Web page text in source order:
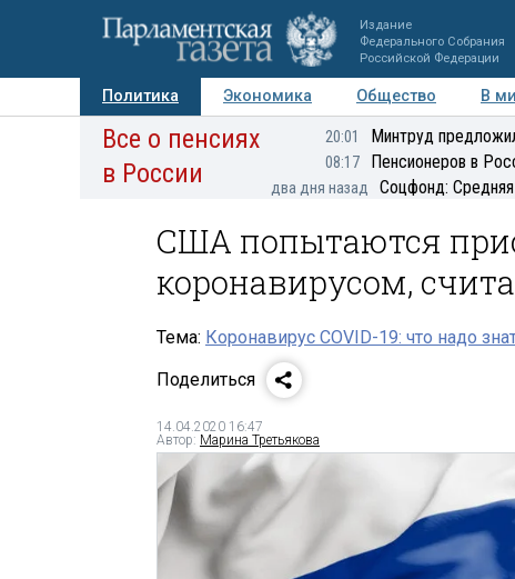
Издание
Федерального Собрания
Российской Федерации
Политика Экономика Общество В
Авторы Персоны Мнения Регионы
Все о пенсиях
в России
20:01 Минтруд
08:17 Пенсионеров в
два дня назад Соцфонд:
США попытаются
коронавирусом,
Тема: Коронавирус COVID-19: что надо
Поделиться
14.04.2020 16:47
Автор: Марина Третьякова